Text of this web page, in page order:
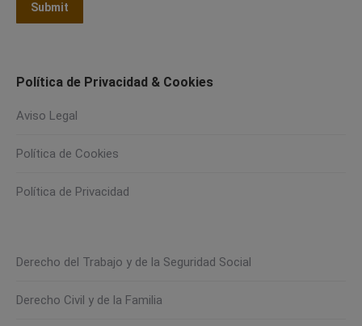
Submit
Política de Privacidad & Cookies
Aviso Legal
Política de Cookies
Política de Privacidad
Derecho del Trabajo y de la Seguridad Social
Derecho Civil y de la Familia